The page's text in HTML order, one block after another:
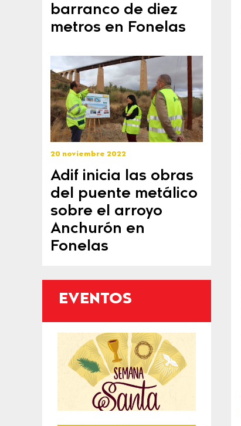
barranco de diez
metros en Fonelas
20 noviembre 2022
Adif inicia las obras
del puente metálico
sobre el arroyo
Anchurón en
Fonelas
EVENTOS